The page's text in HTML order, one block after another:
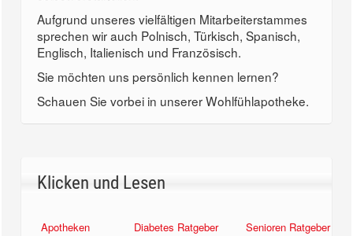
Aufgrund unseres vielfältigen Mitarbeiterstammes
sprechen wir auch Polnisch, Türkisch, Spanisch,
Englisch, Italienisch und Französisch.
Sie möchten uns persönlich kennen lernen?
Schauen Sie vorbei in unserer Wohlfühlapotheke.
Klicken und Lesen
Apotheken
Diabetes Ratgeber Senioren Ratgeber